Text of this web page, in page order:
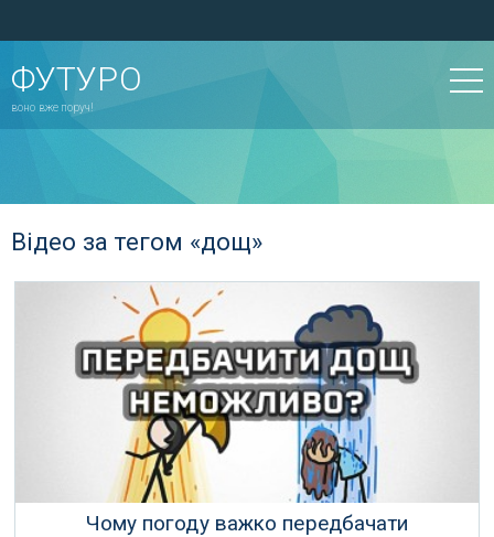
ФУТУРО
воно вже поруч!
Відео за тегом «дощ»
Чому погоду важко передбачати